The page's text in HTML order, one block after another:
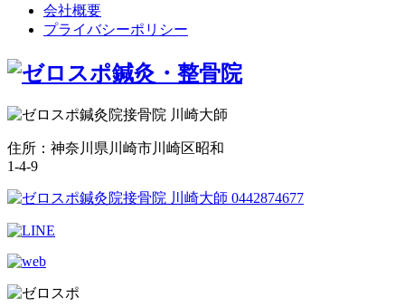
会社概要
プライバシーポリシー
住所：神奈川県川崎市川崎区昭和
1-4-9